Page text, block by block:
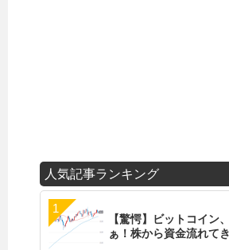
人気記事ランキング
【驚愕】ビットコイン
ぁ！株から資金流れて